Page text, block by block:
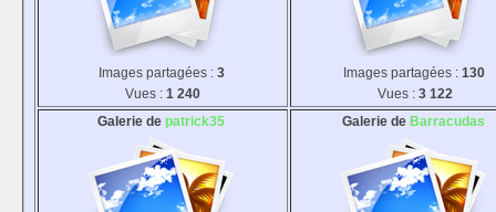
Images partagées : 3
Vues : 1 240
Images partagées : 130
Vues : 3 122
Galerie de patrick35 Galerie de Barracudas